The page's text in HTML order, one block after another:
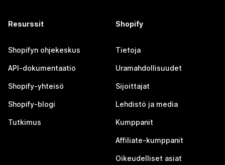
Resurssit
Shopifyn ohjekeskus
API-dokumentaatio
Shopify-yhteisö
Shopify-blogi
Tutkimus
Shopify
Tietoja
Uramahdollisuudet
Sijoittajat
Lehdistö ja media
Kumppanit
Affiliate-kumppanit
Oikeudelliset asiat